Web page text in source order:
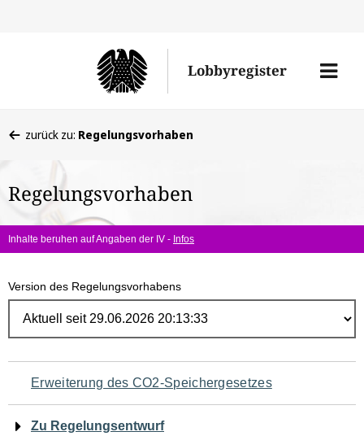
Lobbyregister
Menü
befinden
hier:
zurück zu: Regelungsvorhaben
Regelungsvorhaben
Inhalte beruhen auf Angaben der IV - Infos
Version des Regelungsvorhabens
Navigation
für
Erweiterung des CO2-Speichergesetzes
Zu Regelungsentwurf